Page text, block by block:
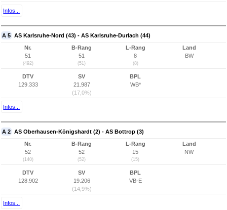
Infos...
A 5 AS Karlsruhe-Nord (43) - AS Karlsruhe-Durlach (44)
Nr.
51
(492)
B-Rang
51
(51)
L-Rang
8
(8)
Land
BW
DTV
129.333
SV
21.987
(17,0%)
BPL
WB*
Infos...
A 2 AS Oberhausen-Königshardt (2) - AS Bottrop (3)
Nr.
52
(140)
B-Rang
52
(52)
L-Rang
15
(15)
Land
NW
DTV
128.902
SV
19.206
(14,9%)
BPL
VB-E
Infos...